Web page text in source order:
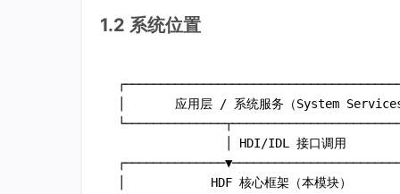
1.2 系统位置
│       应用层 / 系统服务（System
               │ HDI/IDL 接口调用
│            HDF 核心框架（本模块）